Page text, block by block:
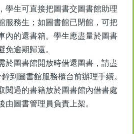
學生可直接把圖書交圖書館助理
服務生；如圖書館已閉館，可把
內的還書箱。學生應盡量於圖書
免逾期歸還。
於圖書館開放時借還圖書，請盡
到圖書館服務櫃台前辦理手續。
閱過的書籍放於圖書館內借書處
由圖書管理員負責上架。